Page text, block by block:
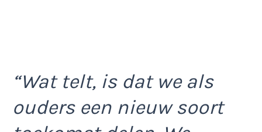
“Wat telt, is dat we als
ouders een nieuw soort